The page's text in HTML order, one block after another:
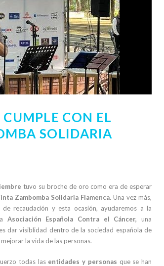
CON EL
SOLIDARIA
tuvo su broche de oro como era de esperar
Zambomba Solidaria Flamenca. Una vez más,
recaudación y esta ocasión, ayudaremos a la
Asociación Española Contra el Cáncer, una
dar visiblidad dentro de la sociedad española de
la vida de las personas.
todas las entidades y personas que se han